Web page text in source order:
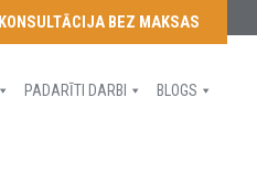
KONSULTĀCIJA BEZ MAKSAS
PADARĪTI DARBI BLOGS